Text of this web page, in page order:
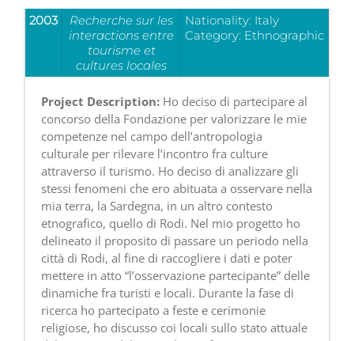
2003
Recherche sur les
interactions entre
tourisme et
cultures locales
Nationality: Italy
Category: Ethnographic
Project Description: Ho deciso di partecipare al
concorso della Fondazione per valorizzare le mie
competenze nel campo dell’antropologia
culturale per rilevare l’incontro fra culture
attraverso il turismo. Ho deciso di analizzare gli
stessi fenomeni che ero abituata a osservare nella
mia terra, la Sardegna, in un altro contesto
etnografico, quello di Rodi. Nel mio progetto ho
delineato il proposito di passare un periodo nella
città di Rodi, al fine di raccogliere i dati e poter
mettere in atto “l’osservazione partecipante” delle
dinamiche fra turisti e locali. Durante la fase di
ricerca ho partecipato a feste e cerimonie
religiose, ho discusso coi locali sullo stato attuale